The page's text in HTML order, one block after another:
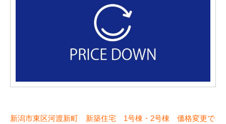
新潟市東区河渡新町 新築住宅 1号棟・2号棟 価格変更で